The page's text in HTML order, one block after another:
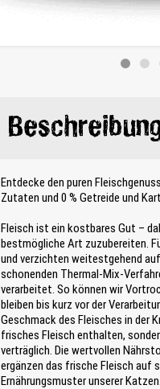
Entdecke den puren
Zutaten und 0 % Getreide und
Fleisch ist ein kostbares Gut –
bestmögliche Art zuzubereiten.
und verzichten weitestgehend
schonenden Thermal-Mix-
verarbeitet. So können wir
bleiben bis kurz vor der
Geschmack des Fleisches in der
frisches Fleisch enthalten,
verträglich. Die wertvollen
ergänzen das frische Fleisch auf
Ernährungsmuster unserer Katzen.